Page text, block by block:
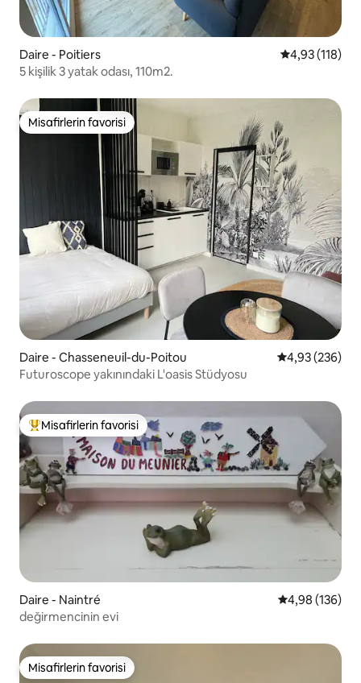
Daire - Poitiers 5 üzerinden
4,93 (118)
5 kişilik 3 yatak odası, 110m2.
Misafirlerin favorisi
Misafirlerin favorisi
Daire - Chasseneuil-du-Poitou 5 üzerinden
4,93 (236)
Futuroscope yakınındaki L'oasis Stüdyosu
Misafirlerin favorilerinden en beğenilenler arasında
Misafirlerin favorisi
Daire - Naintré 5 üzerinden
4,98 (136)
değirmencinin evi
Misafirlerin favorisi
Misafirlerin favorisi